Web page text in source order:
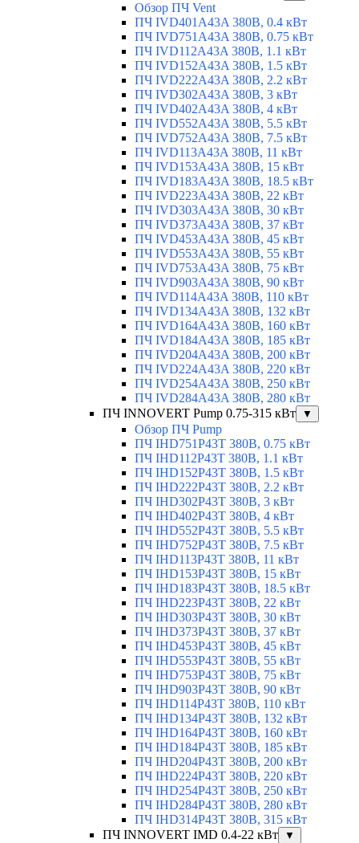
Обзор ПЧ Vent
ПЧ IVD401A43A 380В, 0.4 кВт
ПЧ IVD751A43A 380В, 0.75 кВт
ПЧ IVD112A43A 380В, 1.1 кВт
ПЧ IVD152A43A 380В, 1.5 кВт
ПЧ IVD222A43A 380В, 2.2 кВт
ПЧ IVD302A43A 380В, 3 кВт
ПЧ IVD402A43A 380В, 4 кВт
ПЧ IVD552A43A 380В, 5.5 кВт
ПЧ IVD752A43A 380В, 7.5 кВт
ПЧ IVD113A43A 380В, 11 кВт
ПЧ IVD153A43A 380В, 15 кВт
ПЧ IVD183A43A 380В, 18.5 кВт
ПЧ IVD223A43A 380В, 22 кВт
ПЧ IVD303A43A 380В, 30 кВт
ПЧ IVD373A43A 380В, 37 кВт
ПЧ IVD453A43A 380В, 45 кВт
ПЧ IVD553A43A 380В, 55 кВт
ПЧ IVD753A43A 380В, 75 кВт
ПЧ IVD903A43A 380В, 90 кВт
ПЧ IVD114A43A 380В, 110 кВт
ПЧ IVD134A43A 380В, 132 кВт
ПЧ IVD164A43A 380В, 160 кВт
ПЧ IVD184A43A 380В, 185 кВт
ПЧ IVD204A43A 380В, 200 кВт
ПЧ IVD224A43A 380В, 220 кВт
ПЧ IVD254A43A 380В, 250 кВт
ПЧ IVD284A43A 380В, 280 кВт
ПЧ INNOVERT Pump 0.75-315 кВт
▼
Обзор ПЧ Pump
ПЧ IHD751P43T 380В, 0.75 кВт
ПЧ IHD112P43T 380В, 1.1 кВт
ПЧ IHD152P43T 380В, 1.5 кВт
ПЧ IHD222P43T 380В, 2.2 кВт
ПЧ IHD302P43T 380В, 3 кВт
ПЧ IHD402P43T 380В, 4 кВт
ПЧ IHD552P43T 380В, 5.5 кВт
ПЧ IHD752P43T 380В, 7.5 кВт
ПЧ IHD113P43T 380В, 11 кВт
ПЧ IHD153P43T 380В, 15 кВт
ПЧ IHD183P43T 380В, 18.5 кВт
ПЧ IHD223P43T 380В, 22 кВт
ПЧ IHD303P43T 380В, 30 кВт
ПЧ IHD373P43T 380В, 37 кВт
ПЧ IHD453P43T 380В, 45 кВт
ПЧ IHD553P43T 380В, 55 кВт
ПЧ IHD753P43T 380В, 75 кВт
ПЧ IHD903P43T 380В, 90 кВт
ПЧ IHD114P43T 380В, 110 кВт
ПЧ IHD134P43T 380В, 132 кВт
ПЧ IHD164P43T 380В, 160 кВт
ПЧ IHD184P43T 380В, 185 кВт
ПЧ IHD204P43T 380В, 200 кВт
ПЧ IHD224P43T 380В, 220 кВт
ПЧ IHD254P43T 380В, 250 кВт
ПЧ IHD284P43T 380В, 280 кВт
ПЧ IHD314P43T 380В, 315 кВт
ПЧ INNOVERT IMD 0.4-22 кВт
▼